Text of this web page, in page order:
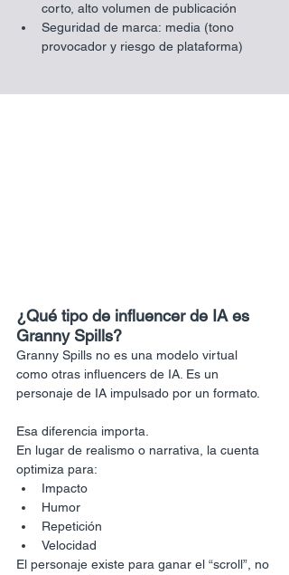
corto, alto volumen de publicación
Seguridad de marca: media (tono
provocador y riesgo de plataforma)
¿Qué tipo de influencer de IA es
Granny Spills?
Granny Spills no es una modelo virtual
como otras influencers de IA. Es un
personaje de IA impulsado por un formato.
Esa diferencia importa.
En lugar de realismo o narrativa, la cuenta
optimiza para:
Impacto
Humor
Repetición
Velocidad
El personaje existe para ganar el “scroll”, no